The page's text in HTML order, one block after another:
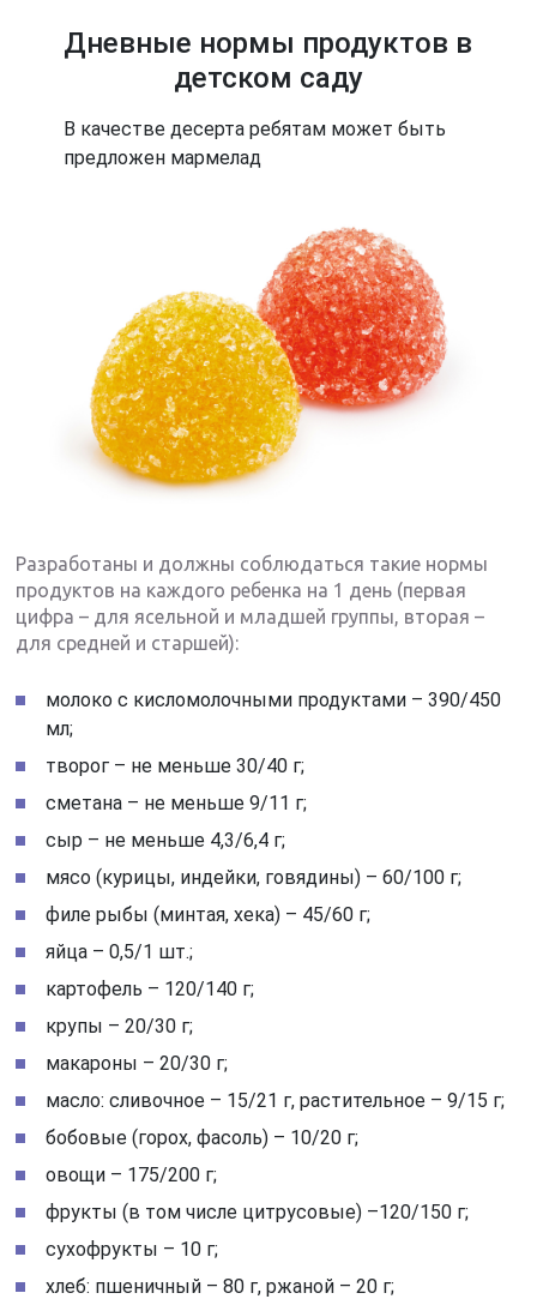
Дневные нормы продуктов в
детском саду
В качестве десерта ребятам может быть
предложен мармелад
Разработаны и должны соблюдаться такие нормы
продуктов на каждого ребенка на 1 день (первая
цифра – для ясельной и младшей группы, вторая –
для средней и старшей):
молоко с кисломолочными продуктами – 390/450
мл;
творог – не меньше 30/40 г;
сметана – не меньше 9/11 г;
сыр – не меньше 4,3/6,4 г;
мясо (курицы, индейки, говядины) – 60/100 г;
филе рыбы (минтая, хека) – 45/60 г;
яйца – 0,5/1 шт.;
картофель – 120/140 г;
крупы – 20/30 г;
макароны – 20/30 г;
масло: сливочное – 15/21 г, растительное – 9/15 г;
бобовые (горох, фасоль) – 10/20 г;
овощи – 175/200 г;
фрукты (в том числе цитрусовые) –120/150 г;
сухофрукты – 10 г;
хлеб: пшеничный – 80 г, ржаной – 20 г;